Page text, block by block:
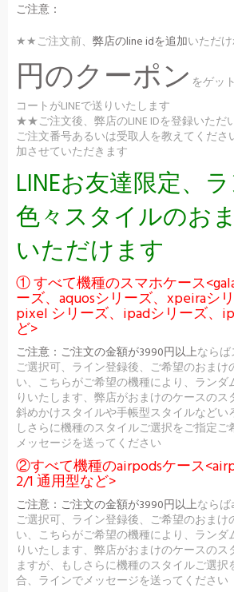
ご注意：
★★ご注文前、 弊店のline idを追加いただ
円のクーポン をゲッ
コートがLINEで送りいたします
★★ご注文後、弊店のLINE IDを登録いただ
ご注文番号あるいは受取人を教えてくだ
加させていただきます
LINEお友達限定、
色々スタイルのお
いただけます
① すべて機種のスマホケース
ーズ、aquosシリーズ、xpeiraシ
pixel シリーズ、ipadシリーズ、
ど>
ご注意： ご注文の金額が3990円以上なら
ご選択可、ライン登録後、ご希望のおまけ
い、こちらがご希望の機種により、ランダ
りいたします、弊店がおまけのケースのス
斜めかけスタイルや手帳型スタイルなどい
しさらに機種のスタイルご選択をご指定
メッセージを送ってください
②すべて機種のairpodsケース
2/1 通用型など>
ご注意： ご注文の金額が3990円以上なら
ご選択可、ライン登録後、ご希望のおまけ
い、こちらがご希望の機種により、ランダ
りいたします、弊店がおまけのケースのス
ますが、もしさらに機種のスタイルご選
合、ラインでメッセージを送ってください